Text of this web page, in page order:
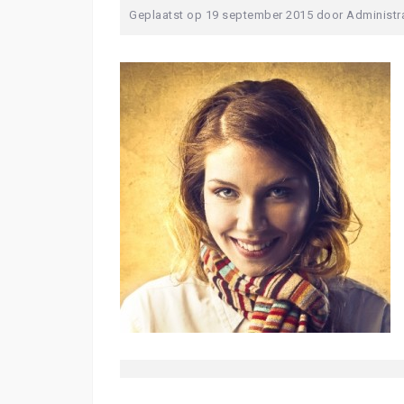
Geplaatst op 19 september 2015 door